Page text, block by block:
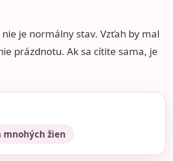
je normálny stav. Vzťah by mal
prázdnotu. Ak sa cítite sama, je
žien